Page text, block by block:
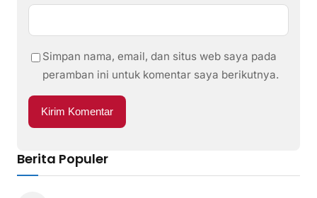
Simpan nama, email, dan situs web saya pada
peramban ini untuk komentar saya berikutnya.
Berita Populer